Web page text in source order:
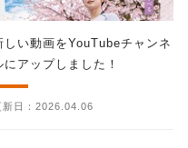
しい動画をYouTubeチャンネ
にアップしました！
新日：2026.04.06